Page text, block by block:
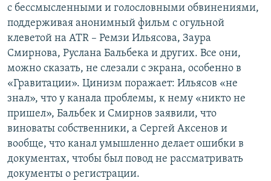
с бессмысленными и голословными обвинениями,
поддерживая анонимный фильм с огульной
клеветой на ATR – Ремзи Ильясова, Заура
Смирнова, Руслана Бальбека и других. Все они,
можно сказать, не слезали с экрана, особенно в
«Гравитации». Цинизм поражает: Ильясов «не
знал», что у канала проблемы, к нему «никто не
пришел», Бальбек и Смирнов заявили, что
виноваты собственники, а Сергей Аксенов и
вообще, что канал умышленно делает ошибки в
документах, чтобы был повод не рассматривать
документы о регистрации.